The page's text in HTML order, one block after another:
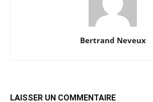
Bertrand Neveux
LAISSER UN COMMENTAIRE